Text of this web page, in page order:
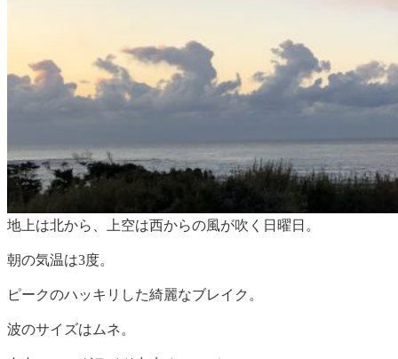
地上は北から、上空は西からの風が吹く日曜日。
朝の気温は3度。
ピークのハッキリした綺麗なブレイク。
波のサイズはムネ。